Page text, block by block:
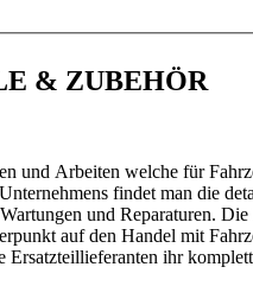
& ZUBEHÖR
und Arbeiten welche für
findet man die
und Reparaturen.
auf den Handel mit
ihr